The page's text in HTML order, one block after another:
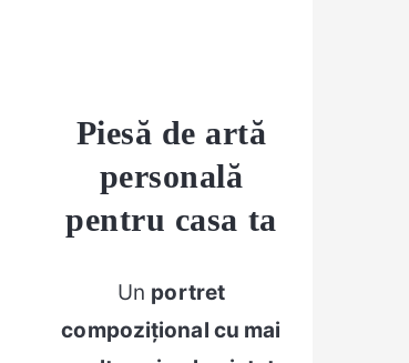
Piesă de artă
personală
pentru casa ta
Un portret
compozițional cu mai